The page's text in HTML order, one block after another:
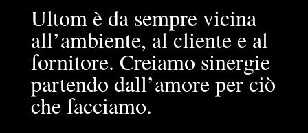
Ultom è da sempre vicina
all’ambiente, al cliente e al
fornitore. Creiamo sinergie
partendo dall’amore per ciò
che facciamo.